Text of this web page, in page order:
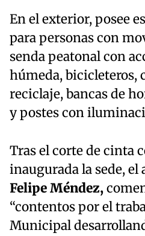
En el exterior, posee
para personas con
senda peatonal con
húmeda, bicicleteros,
reciclaje, bancas de
y postes con
Tras el corte de cinta
inaugurada la sede, el
Felipe Méndez,
“contentos por el
Municipal